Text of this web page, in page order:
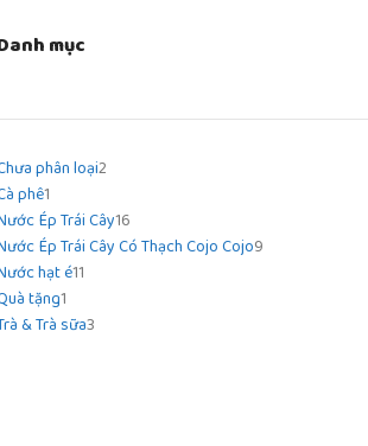
mục
phân loại2
phê1
Ép Trái Cây16
Ép Trái Cây Có Thạch Cojo Cojo9
hạt é11
tặng1
& Trà sữa3